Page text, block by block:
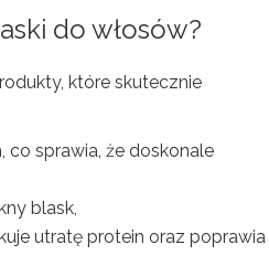
do włosów?
które skutecznie
co sprawia, że doskonale
blask,
utratę protein oraz poprawia